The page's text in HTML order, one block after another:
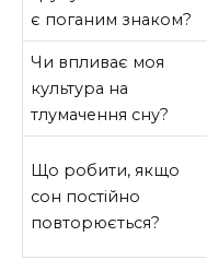
є поганим знаком?
Чи впливає моя
культура на
тлумачення сну?
Що робити, якщо
сон постійно
повторюється?